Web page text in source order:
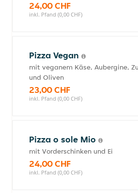
24,00 CHF
inkl. Pfand (0,00 CHF)
Pizza Vegan
mit veganem Käse, Aubergine,
und Oliven
23,00 CHF
inkl. Pfand (0,00 CHF)
Pizza o sole Mio
mit Vorderschinken und Ei
24,00 CHF
inkl. Pfand (0,00 CHF)